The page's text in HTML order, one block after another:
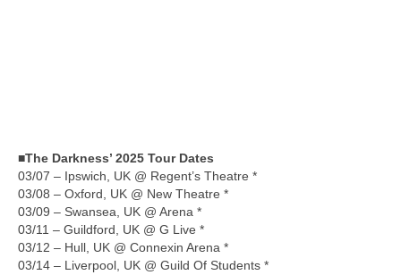
■The Darkness’ 2025 Tour Dates
03/07 – Ipswich, UK @ Regent’s Theatre *
03/08 – Oxford, UK @ New Theatre *
03/09 – Swansea, UK @ Arena *
03/11 – Guildford, UK @ G Live *
03/12 – Hull, UK @ Connexin Arena *
03/14 – Liverpool, UK @ Guild Of Students *